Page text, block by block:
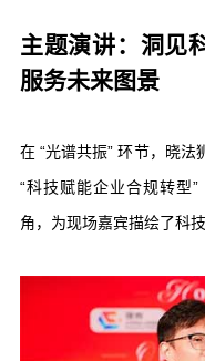
主题演讲：洞见
服务未来图景
在 “光谱共振” 环节，晓
“科技赋能企业合规转型
角，为现场嘉宾描绘了科